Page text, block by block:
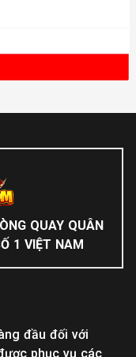
QUAY QUÂN
1 VIỆT NAM
đầu đối với
phục vụ các